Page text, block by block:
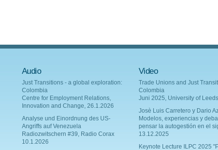
Audio
Just Transitions - a global exploration:
Colombia
Centre for Employment Relations,
Innovation and Change, 26.1.2026
Analyse und Einordnung des US-
Angriffs auf Venezuela
Radiozwitschern #39, Radio Corax
10.1.2026
Video
Trade Unions and Just
Colombia
Juni 2025, University of Leeds
Josè Luis Carretero y Dario
Modelos, experiencias y
pensar la autogestión en el
13.12.2025
Keynote Lecture ILPC 2025